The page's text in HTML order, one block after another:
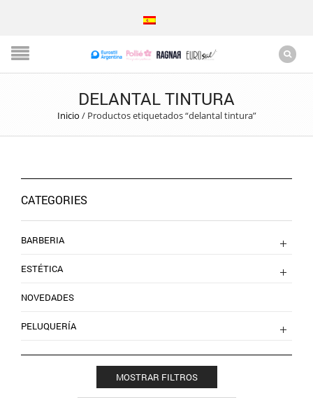
DELANTAL TINTURA
Inicio / Productos etiquetados “delantal tintura”
MOSTRAR FILTROS
CATEGORIES
BARBERIA
ESTÉTICA
NOVEDADES
PELUQUERÍA